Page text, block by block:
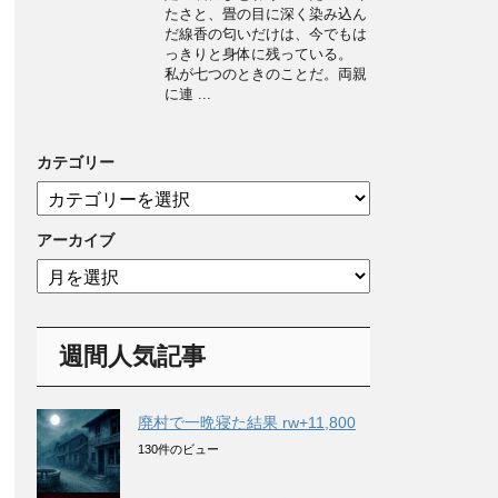
たさと、畳の目に深く染み込ん
だ線香の匂いだけは、今でもは
っきりと身体に残っている。
私が七つのときのことだ。両親
に連 ...
カテゴリー
テ
ゴ
リ
ー
アーカイブ
ア
ー
週間人気記事
廃村で一晩寝た結果 rw+11,800
130件のビュー